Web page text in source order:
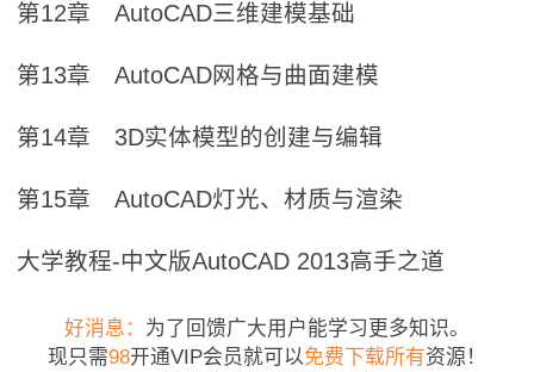
第12章 AutoCAD三维建模基础
第13章 AutoCAD网格与曲面建模
第14章 3D实体模型的创建与编辑
第15章 AutoCAD灯光、材质与渲染
大学教程-中文版AutoCAD 2013高手之道
好消息： 为了回馈广大用户能学习更多知识。
现只需98开通VIP会员就可以免费下载所有资源！